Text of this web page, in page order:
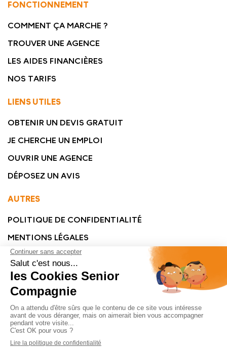
FONCTIONNEMENT
COMMENT ÇA MARCHE ?
TROUVER UNE AGENCE
LES AIDES FINANCIÈRES
NOS TARIFS
LIENS UTILES
OBTENIR UN DEVIS GRATUIT
JE CHERCHE UN EMPLOI
OUVRIR UNE AGENCE
DÉPOSEZ UN AVIS
AUTRES
POLITIQUE DE CONFIDENTIALITÉ
MENTIONS LÉGALES